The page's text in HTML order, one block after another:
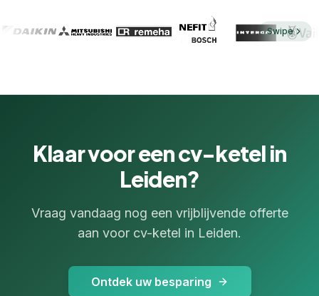
Swipe
Klaar voor een cv-ketel in
Leiden?
Vraag vandaag nog een vrijblijvende offerte
aan voor cv-ketel in Leiden.
Ontdek uw besparing